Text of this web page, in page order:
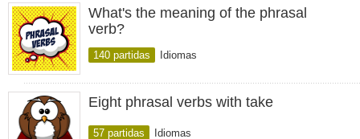
What's the meaning of the phrasal
verb?
140 partidas Idiomas
Eight phrasal verbs with take
57 partidas Idiomas